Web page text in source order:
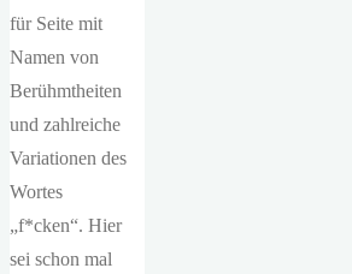
für Seite mit
Namen von
Berühmtheiten
und zahlreiche
Variationen des
Wortes
„f*cken“. Hier
sei schon mal